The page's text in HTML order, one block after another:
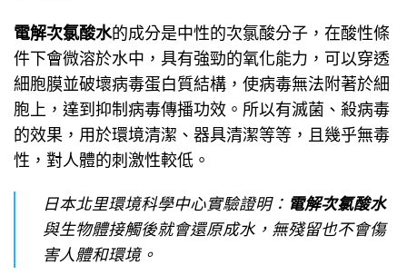
電解次氯酸水的成分是中性的次氯酸分子，在酸性條
件下會微溶於水中，具有強勁的氧化能力，可以穿透
細胞膜並破壞病毒蛋白質結構，使病毒無法附著於細
胞上，達到抑制病毒傳播功效。所以有滅菌、殺病毒
的效果，用於環境清潔、器具清潔等等，且幾乎無毒
性，對人體的刺激性較低。
日本北里環境科學中心實驗證明： 電解次氯酸水
與生物體接觸後就會還原成水，無殘留也不會傷
害人體和環境。